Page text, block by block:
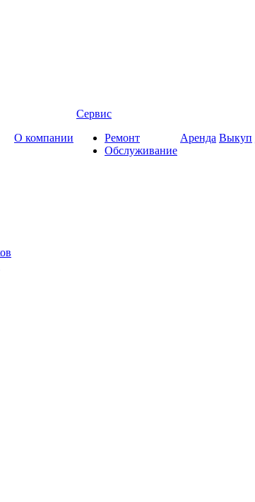
О компании
Сервис
Ремонт
Обслуживание
Аренда Выкуп